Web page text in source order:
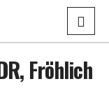
Fröhlich